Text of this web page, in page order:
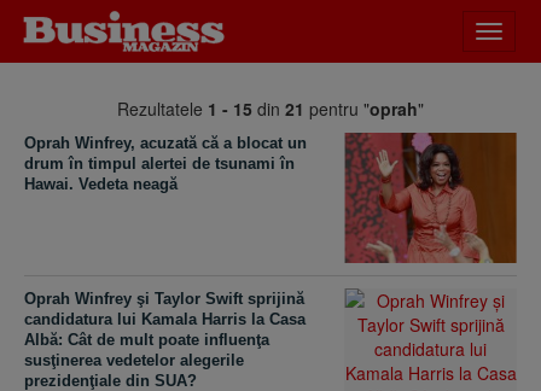
meniu
Rezultatele 1 - 15 din 21 pentru "oprah"
Oprah Winfrey, acuzată că a blocat un
drum în timpul alertei de tsunami în
Hawai. Vedeta neagă
Oprah Winfrey şi Taylor Swift sprijină
candidatura lui Kamala Harris la Casa
Albă: Cât de mult poate influenţa
susţinerea vedetelor alegerile
prezidenţiale din SUA?